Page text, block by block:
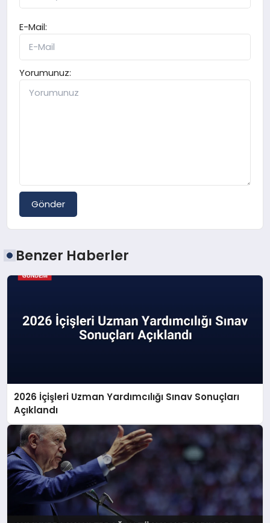
E-Mail:
Yorumunuz:
Gönder
Benzer Haberler
2026 İçişleri Uzman Yardımcılığı Sınav Sonuçları
Açıklandı